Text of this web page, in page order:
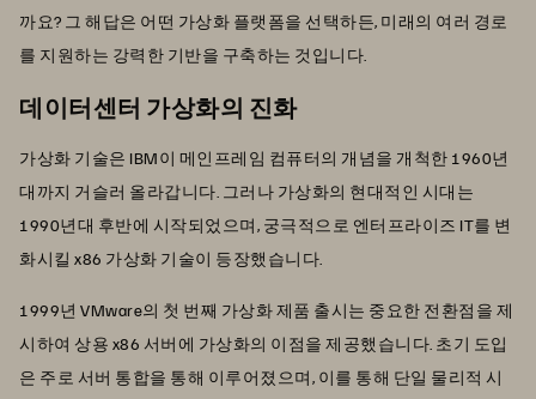
까요? 그 해답은 어떤 가상화 플랫폼을 선택하든, 미래의 여러 경로
를 지원하는 강력한 기반을 구축하는 것입니다.
데이터센터 가상화의 진화
가상화 기술은 IBM이 메인프레임 컴퓨터의 개념을 개척한 1960년
대까지 거슬러 올라갑니다. 그러나 가상화의 현대적인 시대는
1990년대 후반에 시작되었으며, 궁극적으로 엔터프라이즈 IT를 변
화시킬 x86 가상화 기술이 등장했습니다.
1999년 VMware의 첫 번째 가상화 제품 출시는 중요한 전환점을 제
시하여 상용 x86 서버에 가상화의 이점을 제공했습니다. 초기 도입
은 주로 서버 통합을 통해 이루어졌으며, 이를 통해 단일 물리적 시